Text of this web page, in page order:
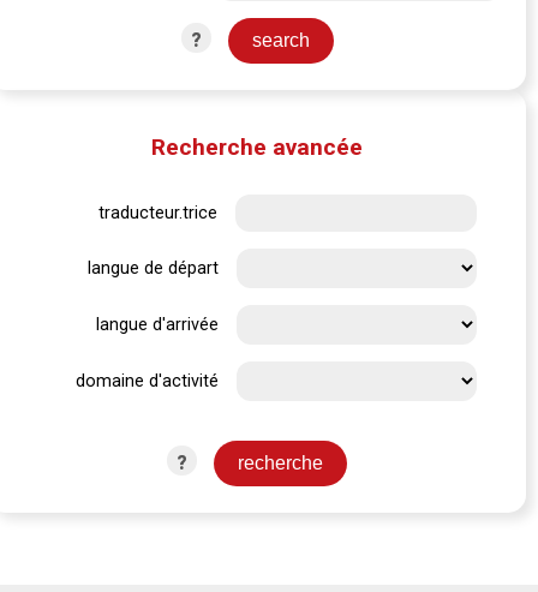
?
Recherche avancée
traducteur.trice
langue de départ
langue d'arrivée
domaine d'activité
?